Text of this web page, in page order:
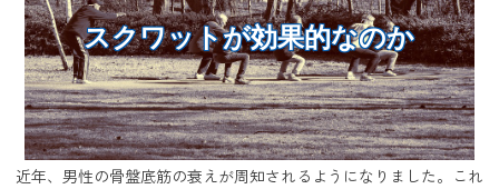
スクワットが効果的なのか
近年、男性の骨盤底筋の衰えが周知されるようになりました。これ